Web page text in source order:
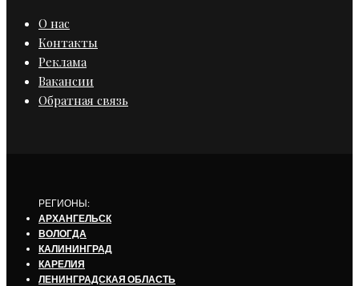
О нас
Контакты
Реклама
Вакансии
Обратная связь
РЕГИОНЫ:
АРХАНГЕЛЬСК
ВОЛОГДА
КАЛИНИНГРАД
КАРЕЛИЯ
ЛЕНИНГРАДСКАЯ ОБЛАСТЬ